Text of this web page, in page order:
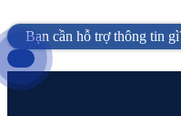
Bạn cần hỗ trợ thông tin